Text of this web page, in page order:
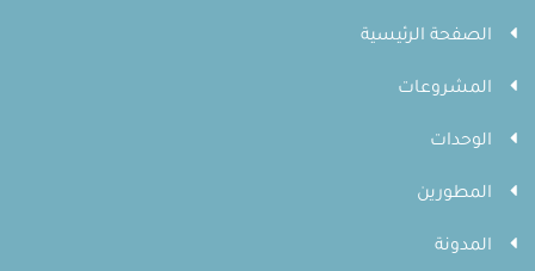
الصفحة الرئيسية
المشروعات
الوحدات
المطورين
المدونة